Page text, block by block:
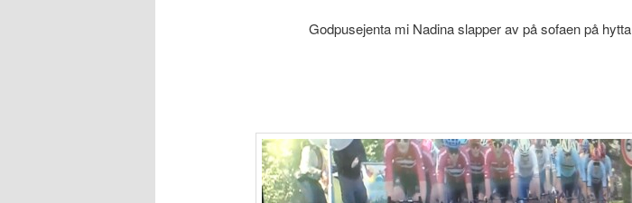
Godpusejenta mi Nadina slapper av på sofaen på hytta